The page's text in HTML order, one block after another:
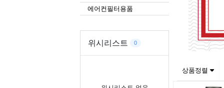
에어컨필터용품
위시리스트 0
상품정렬